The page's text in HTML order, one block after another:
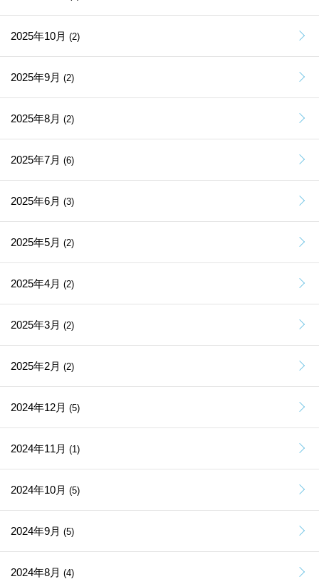
2025年10月 (2)
2025年9月 (2)
2025年8月 (2)
2025年7月 (6)
2025年6月 (3)
2025年5月 (2)
2025年4月 (2)
2025年3月 (2)
2025年2月 (2)
2024年12月 (5)
2024年11月 (1)
2024年10月 (5)
2024年9月 (5)
2024年8月 (4)